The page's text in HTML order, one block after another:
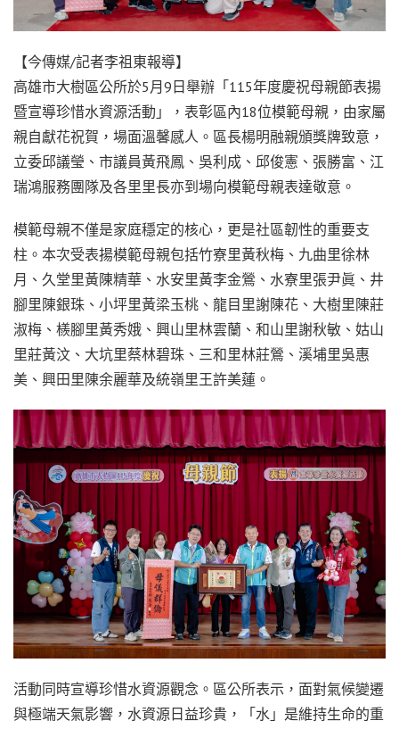
【今傳媒/記者李祖東報導】
高雄市大樹區公所於5月9日舉辦「115年度慶祝母親節表揚
暨宣導珍惜水資源活動」，表彰區內18位模範母親，由家屬
親自獻花祝賀，場面溫馨感人。區長楊明融親頒獎牌致意，
立委邱議瑩、市議員黃飛鳳、吳利成、邱俊憲、張勝富、江
瑞鴻服務團隊及各里里長亦到場向模範母親表達敬意。
模範母親不僅是家庭穩定的核心，更是社區韌性的重要支
柱。本次受表揚模範母親包括竹寮里黃秋梅、九曲里徐林
月、久堂里黃陳精華、水安里黃李金鶯、水寮里張尹眞、井
腳里陳銀珠、小坪里黃梁玉桃、龍目里謝陳花、大樹里陳莊
淑梅、檨腳里黃秀娥、興山里林雲蘭、和山里謝秋敏、姑山
里莊黃汶、大坑里蔡林碧珠、三和里林莊鶯、溪埔里吳惠
美、興田里陳余麗華及統嶺里王許美蓮。
活動同時宣導珍惜水資源觀念。區公所表示，面對氣候變遷
與極端天氣影響，水資源日益珍貴，「水」是維持生命的重